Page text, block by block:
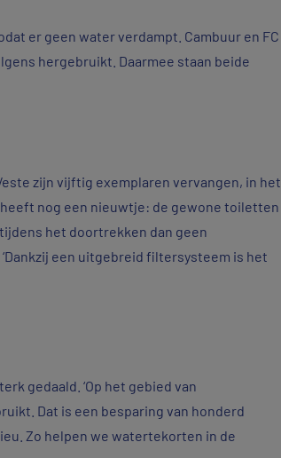
er geen water verdampt. Cambuur en FC
hergebruikt. Daarmee staan beide
zijn vijftig exemplaren vervangen, in het
nog een nieuwtje: de gewone toiletten
het doortrekken dan geen
een uitgebreid filtersysteem is het
gedaald. ‘Op het gebied van
Dat is een besparing van honderd
Zo helpen we watertekorten in de